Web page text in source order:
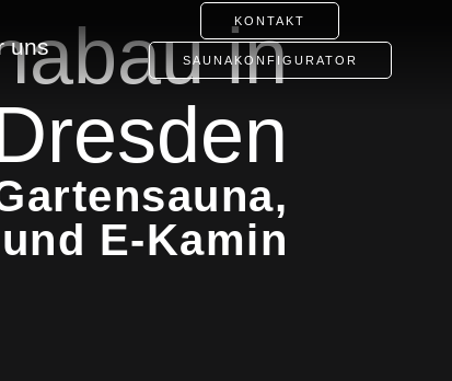
uns
KONTAKT
SAUNAKONFIGURATOR
in
E-Kamin